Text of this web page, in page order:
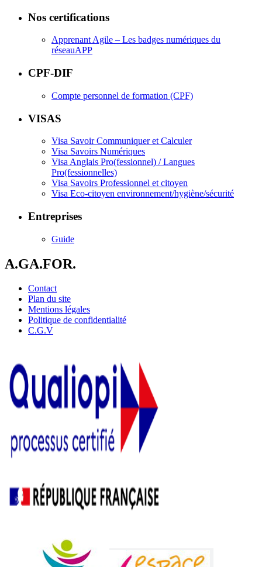
Nos certifications
Apprenant Agile – Les badges numériques du
réseauAPP
CPF-DIF
Compte personnel de formation (CPF)
VISAS
Visa Savoir Communiquer et Calculer
Visa Savoirs Numériques
Visa Anglais Pro(fessionnel) / Langues
Pro(fessionnelles)
Visa Savoirs Professionnel et citoyen
Visa Eco-citoyen environnement/hygiène/sécurité
Entreprises
Guide
A.GA.FOR.
Contact
Plan du site
Mentions légales
Politique de confidentialité
C.G.V